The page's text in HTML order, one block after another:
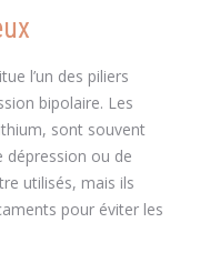
l’un des piliers
bipolaire. Les
sont souvent
dépression ou de
utilisés, mais ils
pour éviter les